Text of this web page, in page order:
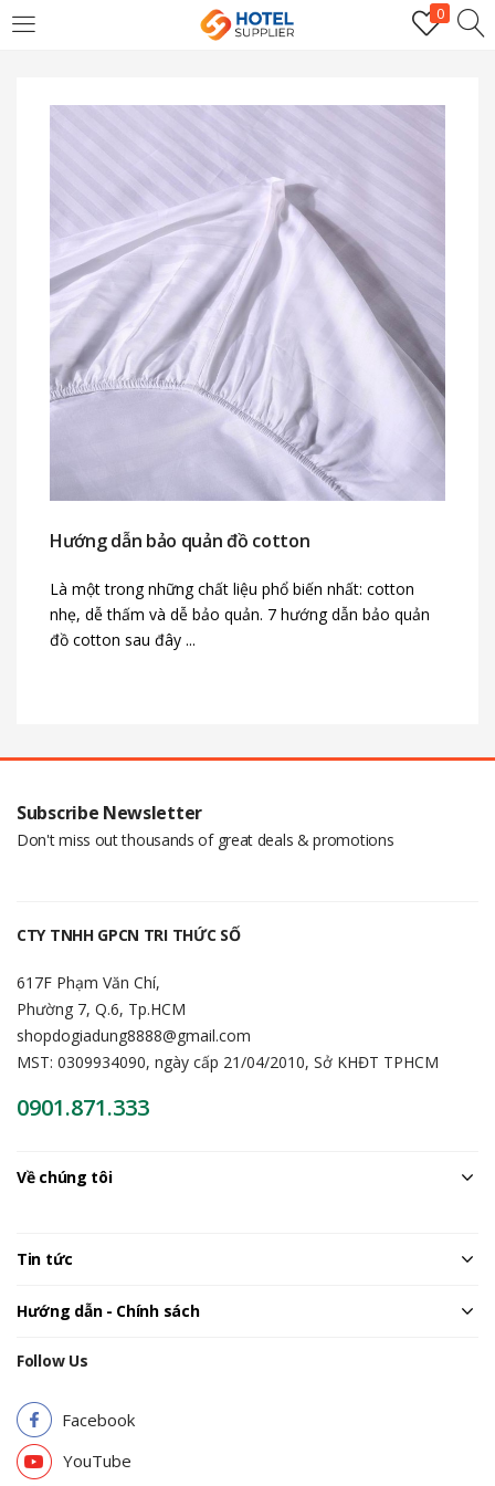
0
Remember me
Login
Lost password?
Hướng dẫn bảo quản đồ cotton
Là một trong những chất liệu phổ biến nhất: cotton
nhẹ, dễ thấm và dễ bảo quản. 7 hướng dẫn bảo quản
đồ cotton sau đây ...
Subscribe Newsletter
Don't miss out thousands of great deals & promotions
CTY TNHH GPCN TRI THỨC SỐ
617F Phạm Văn Chí,
Phường 7, Q.6, Tp.HCM
shopdogiadung8888@gmail.com
MST: 0309934090, ngày cấp 21/04/2010, Sở KHĐT TPHCM
0901.871.333
Về chúng tôi
Tin tức
Hướng dẫn - Chính sách
Follow Us
Facebook
YouTube